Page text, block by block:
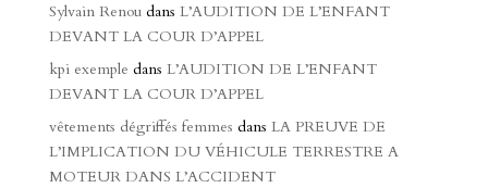
Sylvain Renoudans L’AUDITION DE L’ENFANT
DEVANT LA COUR D’APPEL
kpi exemple dans L’AUDITION DE L’ENFANT
DEVANT LA COUR D’APPEL
vêtements dégriffés femmes dans LA PREUVE DE
L’IMPLICATION DU VÉHICULE TERRESTRE A
MOTEUR DANS L’ACCIDENT